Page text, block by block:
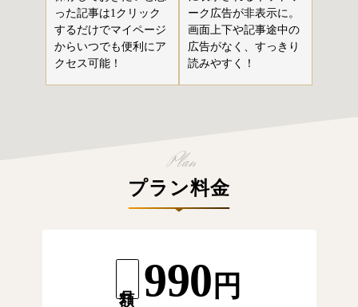
った記事は1クリック
するだけでマイページ
からいつでも便利にア
クセス可能！
ーク広告が非表示に。
画面上下や記事途中の
広告がなく、すっきり
読みやすく！
プラン料金
990 円